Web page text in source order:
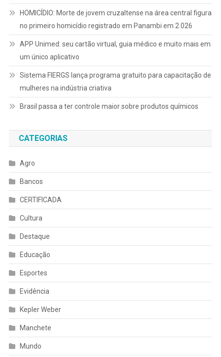
HOMICÍDIO: Morte de jovem cruzaltense na área central figura
no primeiro homicídio registrado em Panambi em 2.026
APP Unimed: seu cartão virtual, guia médico e muito mais em
um único aplicativo
Sistema FIERGS lança programa gratuito para capacitação de
mulheres na indústria criativa
Brasil passa a ter controle maior sobre produtos químicos
CATEGORIAS
Agro
Bancos
CERTIFICADA
Cultura
Destaque
Educação
Esportes
Evidência
Kepler Weber
Manchete
Mundo